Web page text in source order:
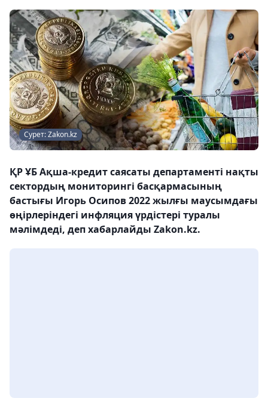
Сурет: Zakon.kz
ҚР ҰБ Ақша-кредит саясаты департаменті нақты
сектордың мониторингі басқармасының
бастығы Игорь Осипов 2022 жылғы маусымдағы
өңірлеріндегі инфляция үрдістері туралы
мәлімдеді, деп хабарлайды Zakon.kz.